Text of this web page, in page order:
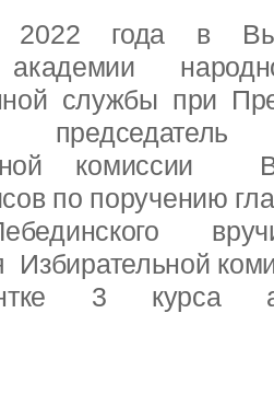
2022 года в
академии
службы при
комиссии
по поручению
Избирательной
3 курса